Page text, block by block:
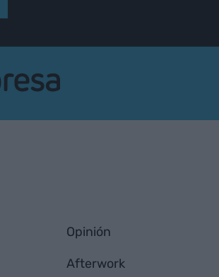
Opinión
Afterwork